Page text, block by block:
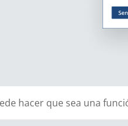
hacer que sea una